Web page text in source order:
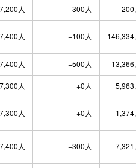
人 -300人
人 +100人
人 +500人
人 +0人
人 +0人
人 +300人